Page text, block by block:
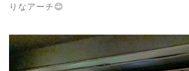
りなアーチ😊